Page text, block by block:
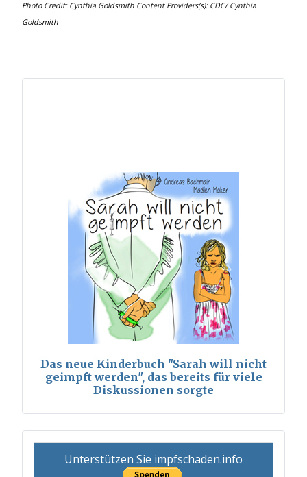
Photo Credit: Cynthia Goldsmith Content Providers(s): CDC/ Cynthia
Goldsmith
Das neue Kinderbuch "Sarah will nicht
geimpft werden", das bereits für viele
Diskussionen sorgte
Unterstützen Sie impfschaden.info